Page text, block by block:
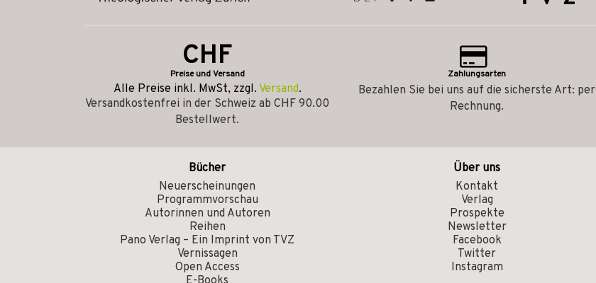
CHF
Preise und Versand
Alle Preise inkl. MwSt, zzgl. Versand.
Versandkostenfrei in der Schweiz ab CHF 90.00
Bestellwert.
Zahlungsarten
Bezahlen Sie bei uns auf die sicherste Art: per
Rechnung.
Bücher
Neuerscheinungen
Programmvorschau
Autorinnen und Autoren
Reihen
Pano Verlag – Ein Imprint von TVZ
Vernissagen
Open Access
Über uns
Kontakt
Verlag
Prospekte
Newsletter
Facebook
Twitter
Instagram